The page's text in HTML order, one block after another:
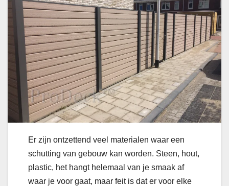
Er zijn ontzettend veel materialen waar een
schutting van gebouw kan worden. Steen, hout,
plastic, het hangt helemaal van je smaak af
waar je voor gaat, maar feit is dat er voor elke